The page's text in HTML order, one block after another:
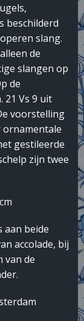
beschilderd
slang.
de
slangen op
de
21 Vs 9 uit
voorstelling
ornamentale
gestileerde
zijn twee
aan beide
accolade, bij
van de